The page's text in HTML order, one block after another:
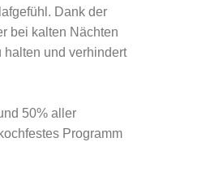
Dank der
bei kalten Nächten
und verhindert
50% aller
Programm